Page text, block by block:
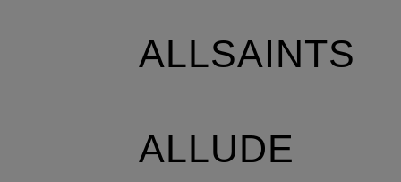
ALLSAINTS
ALLUDE